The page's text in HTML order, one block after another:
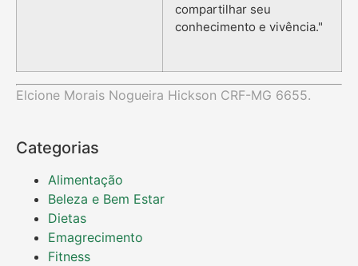
compartilhar seu
conhecimento e vivência."
Elcione Morais Nogueira Hickson CRF-MG 6655.
Categorias
Alimentação
Beleza e Bem Estar
Dietas
Emagrecimento
Fitness